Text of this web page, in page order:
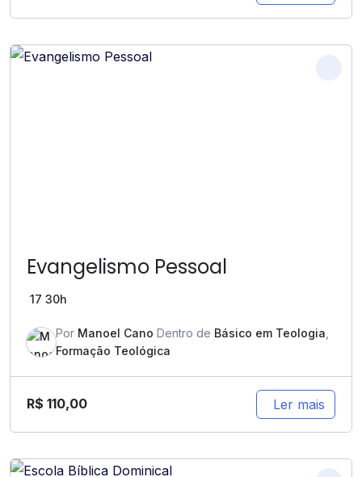
Evangelismo Pessoal
17 30h
Por Manoel Cano Dentro de Básico em Teologia
Formação Teológica
R$ 110,00 Ler mais